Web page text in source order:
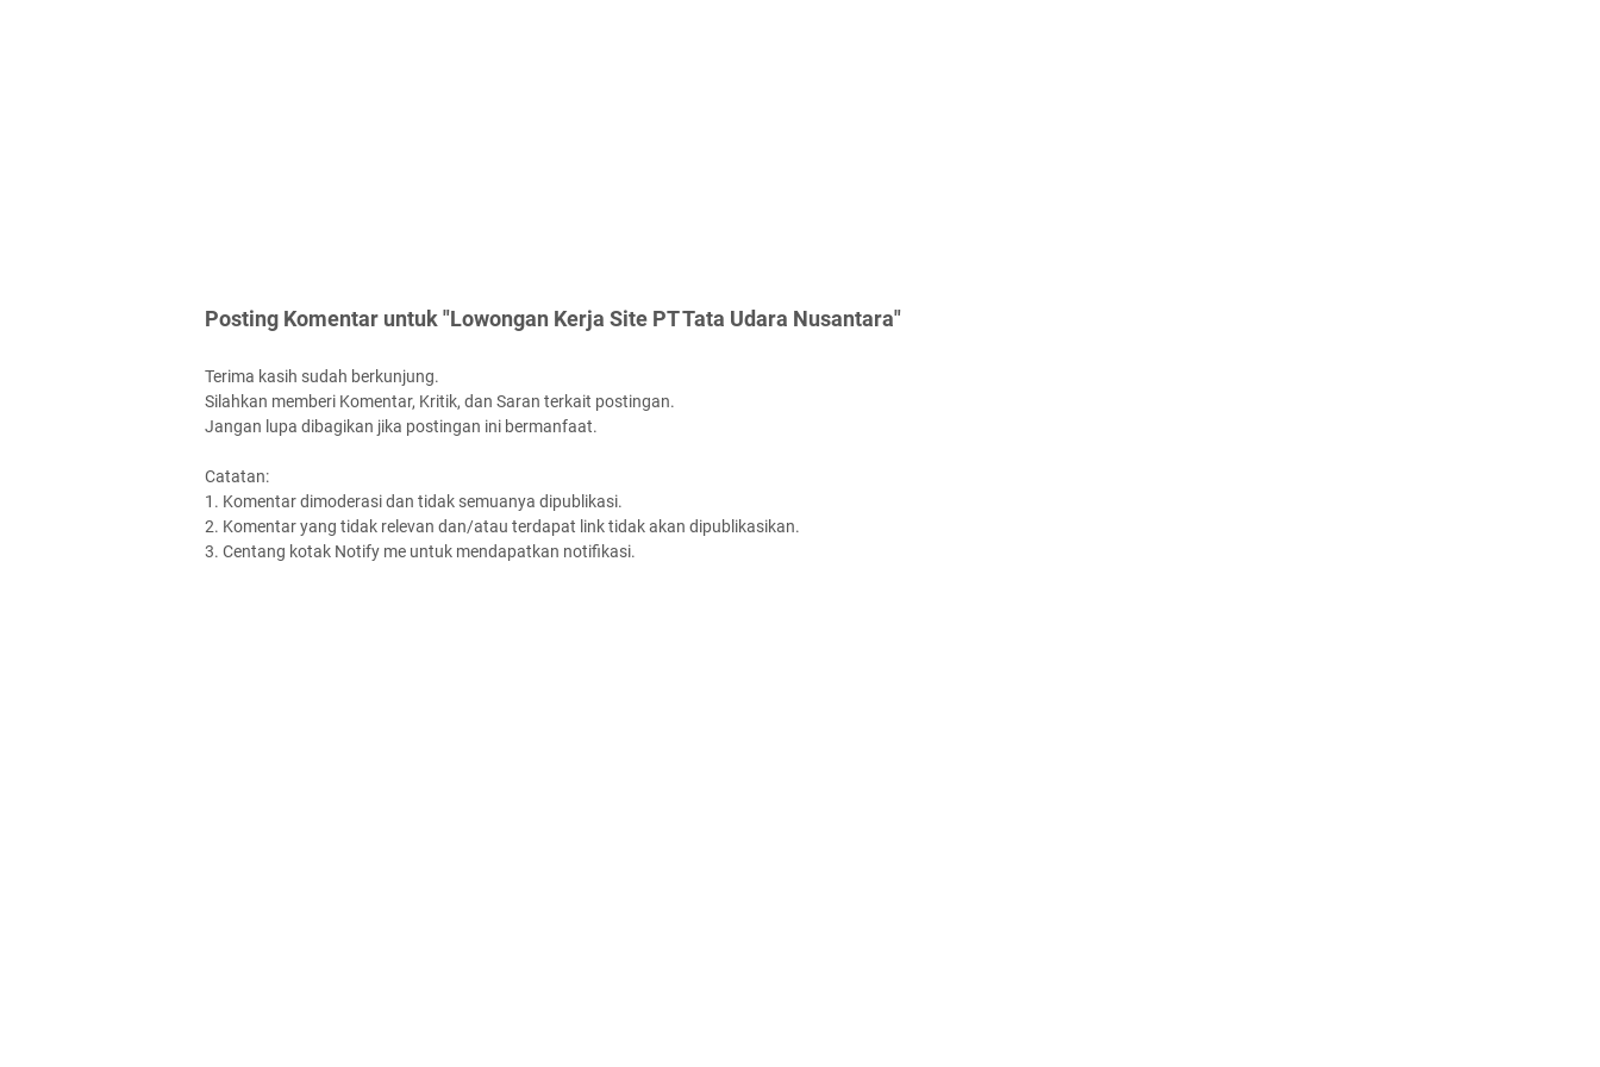
Posting Komentar untuk "Lowongan Kerja Site PT Tata Udara Nusantara"
Terima kasih sudah berkunjung.
Silahkan memberi Komentar, Kritik, dan Saran terkait postingan.
Jangan lupa dibagikan jika postingan ini bermanfaat.
Catatan:
1. Komentar dimoderasi dan tidak semuanya dipublikasi.
2. Komentar yang tidak relevan dan/atau terdapat link tidak akan dipublikasikan.
3. Centang kotak Notify me untuk mendapatkan notifikasi.